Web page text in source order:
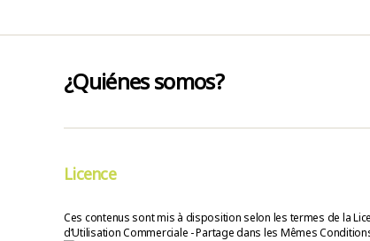
¿Quiénes somos?
Licence
Ces contenus sont mis à disposition selon les termes de la
d’Utilisation Commerciale - Partage dans les Mêmes